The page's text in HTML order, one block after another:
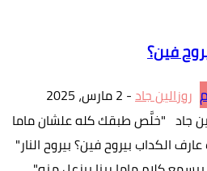
فين؟
روزالين جاد- 2 مارس، 2025
جاد "خلَّص طبقك كله علشان ماما
الكداب بيروح فين؟ بيروح النار"